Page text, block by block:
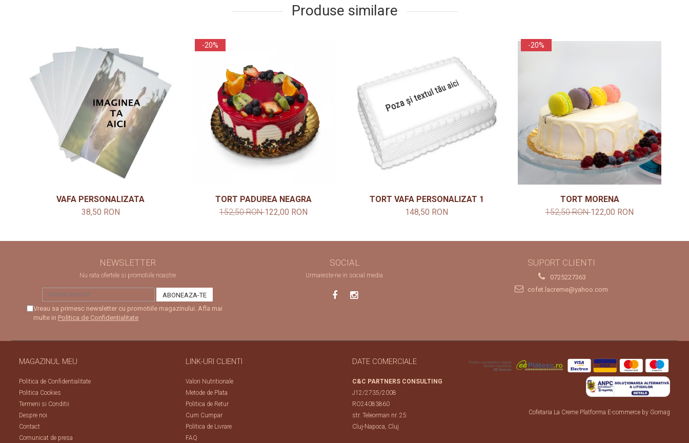
Produse similare
VAFA PERSONALIZATA
38,50 RON
-20%
TORT PADUREA NEAGRA
152,50 RON122,00 RON
TORT VAFA PERSONALIZAT 1
148,50 RON
-20%
TORT MORENA
152,50 RON122,00 RON
NEWSLETTER
Nu rata ofertele si promotiile noastre
Vreau sa primesc newsletter cu promotiile magazinului. Afla mai
multe in Politica de Confidentialitate
SOCIAL
Urmareste-ne in social media
SUPORT CLIENTI
0725227363
cofet.lacreme@yahoo.com
MAGAZINUL MEU
Politica de Confidentialitate
Politica Cookies
Termeni si Conditii
Despre noi
Contact
Comunicat de presa
LINK-URI CLIENTI
Valori Nutritionale
Metode de Plata
Politica de Retur
Cum Cumpar
Politica de Livrare
FAQ
DATE COMERCIALE
C&C PARTNERS CONSULTING
J12/2735/2008
RO24083860
str. Teleorman nr. 25
Cluj-Napoca, Cluj
Cofetaria La Creme Platforma E-commerce by Gomag